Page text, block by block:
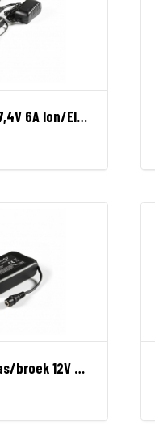
Accu + Lader 7,4V 6A Ion/Electron/Progress/Unite
Accu Centre jas/broek 12V 6A (1x)